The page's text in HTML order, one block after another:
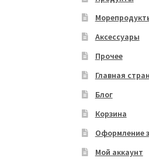
Аксессуары
Прочее
Главная
Блог
Корзина
Оформление
Мой аккаунт